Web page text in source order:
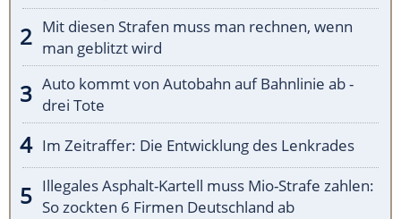
Mit diesen Strafen muss man rechnen, wenn
man geblitzt wird
Auto kommt von Autobahn auf Bahnlinie ab -
drei Tote
Im Zeitraffer: Die Entwicklung des Lenkrades
Illegales Asphalt-Kartell muss Mio-Strafe zahlen:
So zockten 6 Firmen Deutschland ab